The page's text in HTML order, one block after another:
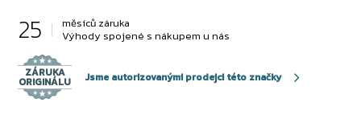
25
měsíců záruka
Výhody spojené s nákupem u nás
ZÁRUKA
ORIGINÁLU Jsme autorizovanými prodejci této značky